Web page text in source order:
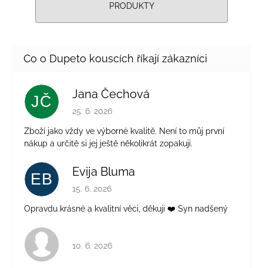
PRODUKTY
JČ Jana Čechová
Hodnocení obchodu je 5 z 5 hvězdiček.
25. 6. 2026
Zboží jako vždy ve výborné kvalitě. Není to můj první
nákup a určitě si jej ještě několikrát zopakuji.
EB Evija Bluma
Hodnocení obchodu je 5 z 5 hvězdiček.
15. 6. 2026
Opravdu krásné a kvalitní věci, děkuji ❤️ Syn nadšený
Hodnocení obchodu je 4 z 5 hvězdiček.
10. 6. 2026